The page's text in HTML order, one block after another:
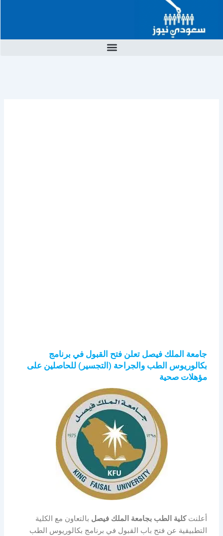
المحتوى
جامعة الملك فيصل تعلن فتح القبول في برنامج
بكالوريوس الطب والجراحة (التجسير) للحاصلين على
مؤهلات صحية
أعلنتكلية الطب بجامعة الملك فيصل بالتعاون مع الكلية
التطبيقية عن فتح باب القبول في برنامج بكالوريوس الطب